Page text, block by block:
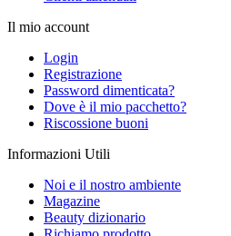
Il mio account
Login
Registrazione
Password dimenticata?
Dove è il mio pacchetto?
Riscossione buoni
Informazioni Utili
Noi e il nostro ambiente
Magazine
Beauty dizionario